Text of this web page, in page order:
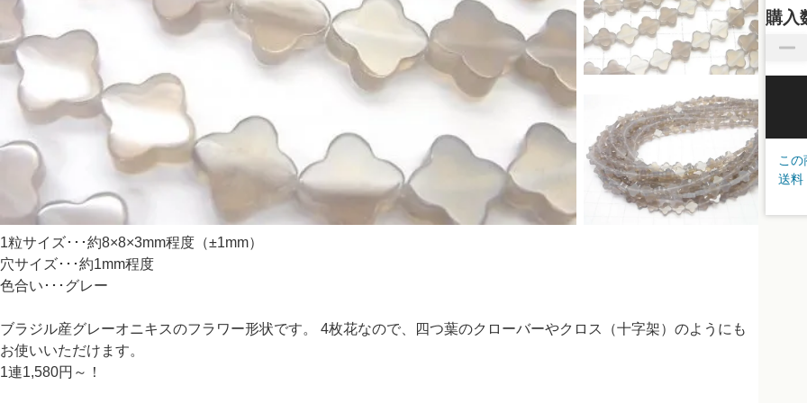
購入
こ
送料
1粒サイズ･･･約8×8×3mm程度（±1mm）
穴サイズ･･･約1mm程度
色合い･･･グレー
ブラジル産グレーオニキスのフラワー形状です。 4枚花なので、四つ葉のクローバーやクロス（十字架）のようにも
お使いいただけます。
1連1,580円～！